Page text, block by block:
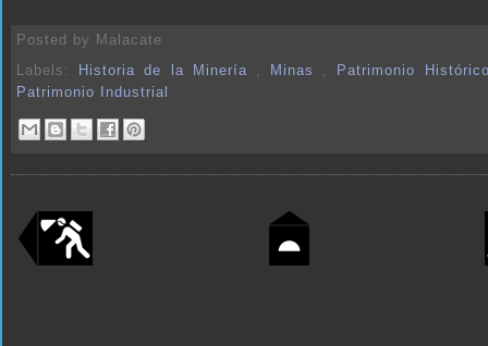
Posted by Malacate
Labels: Historia de la Minería Minas
Patrimonio
Patrimonio Industrial